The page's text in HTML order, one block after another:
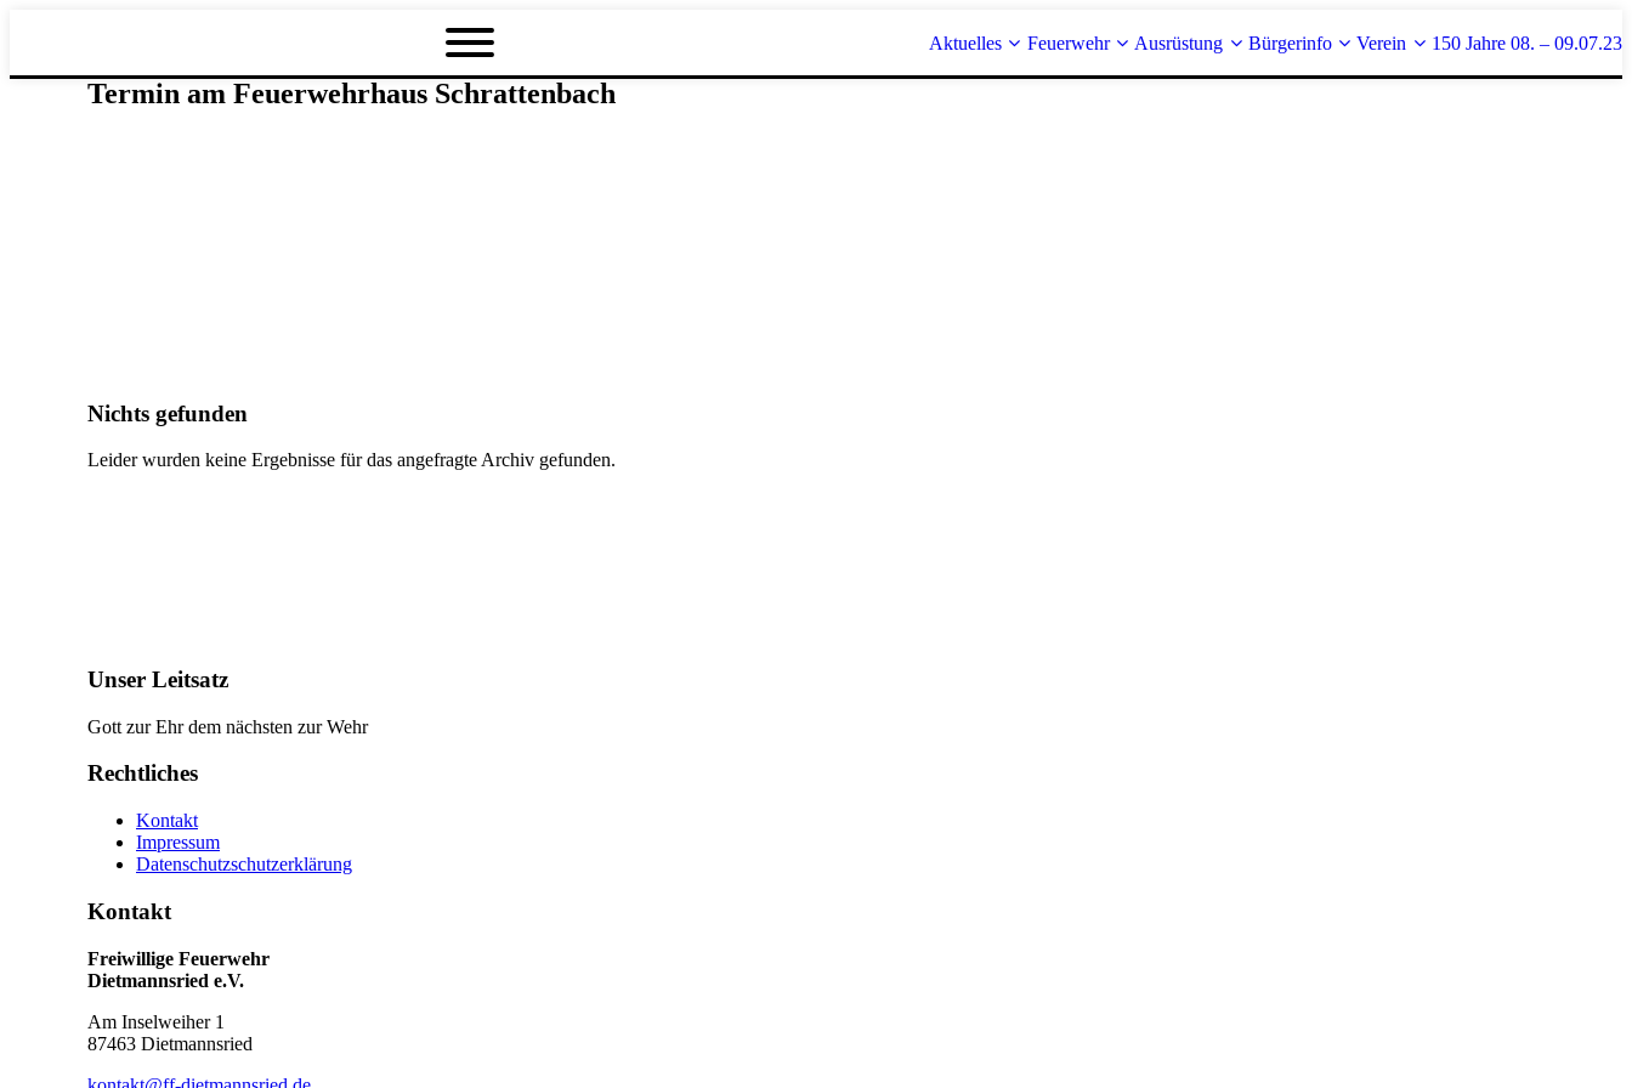
Aktuelles Feuerwehr Ausrüstung Bürgerinfo Verein 150 Jahre 08. – 09.07.23
Termin am Feuerwehrhaus Schrattenbach
Nichts gefunden
Leider wurden keine Ergebnisse für das angefragte Archiv gefunden.
Unser Leitsatz
Gott zur Ehr dem nächsten zur Wehr
Rechtliches
Kontakt
Impressum
Datenschutzschutzerklärung
Kontakt
Freiwillige Feuerwehr
Dietmannsried e.V.
Am Inselweiher 1
87463 Dietmannsried